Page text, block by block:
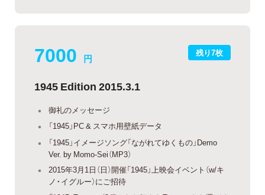
残り7枚
7000 円
1945 Edition 2015.3.1
御礼のメッセージ
「1945」PC & スマホ用壁紙データ
「1945」イメージソング「ながれてゆくもの」Demo
Ver. by Momo-Sei（MP3）
2015年3月1日（日）開催「1945」上映会イベント（w/キ
ノ・イグルー）にご招待